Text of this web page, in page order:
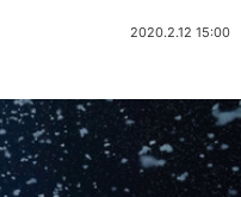
2020.2.12 15:00